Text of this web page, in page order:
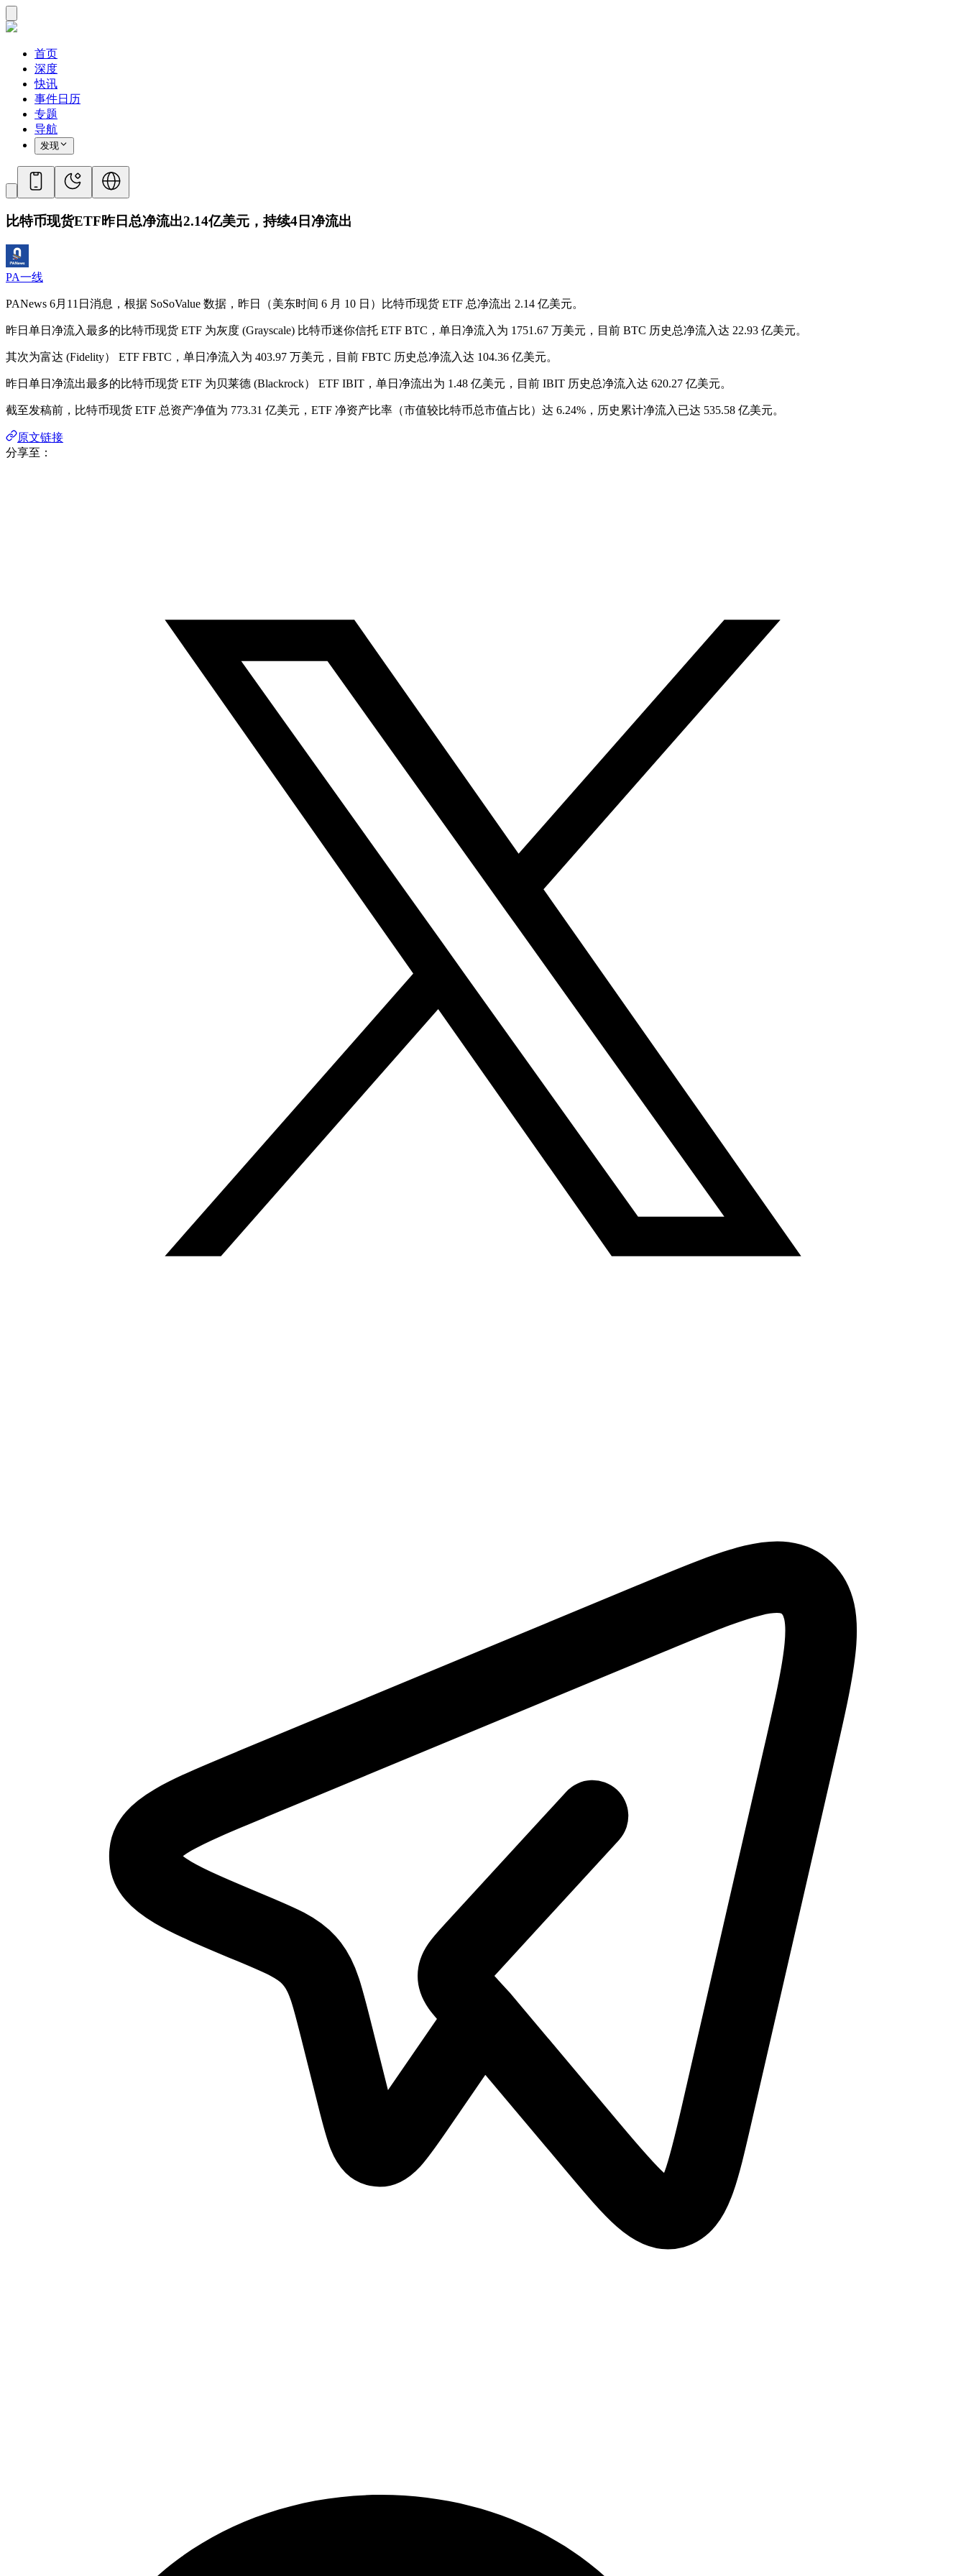
首页
深度
快讯
事件日历
专题
导航
发现
比特币现货ETF昨日总净流出2.14亿美元，持续4日净流出
PA一线
PANews 6月11日消息，根据 SoSoValue 数据，昨日（美东时间 6 月 10 日）比特币现货 ETF 总净流出 2.14 亿美元。
昨日单日净流入最多的比特币现货 ETF 为灰度 (Grayscale) 比特币迷你信托 ETF BTC，单日净流入为 1751.67 万美元，目前 BTC 历史总净流入达 22.93 亿美元。
其次为富达 (Fidelity） ETF FBTC，单日净流入为 403.97 万美元，目前 FBTC 历史总净流入达 104.36 亿美元。
昨日单日净流出最多的比特币现货 ETF 为贝莱德 (Blackrock） ETF IBIT，单日净流出为 1.48 亿美元，目前 IBIT 历史总净流入达 620.27 亿美元。
截至发稿前，比特币现货 ETF 总资产净值为 773.31 亿美元，ETF 净资产比率（市值较比特币总市值占比）达 6.24%，历史累计净流入已达 535.58 亿美元。
原文链接
分享至：